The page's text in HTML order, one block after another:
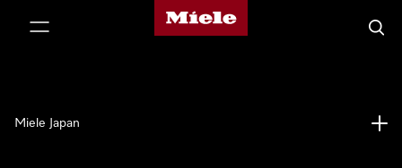
Mieleのホームページ
検索
Miele Japan